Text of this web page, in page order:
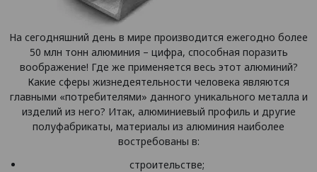
На сегодняшний день в мире производится ежегодно более
50 млн тонн алюминия – цифра, способная поразить
воображение! Где же применяется весь этот алюминий?
Какие сферы жизнедеятельности человека являются
главными «потребителями» данного уникального металла и
изделий из него? Итак, алюминиевый профиль и другие
полуфабрикаты, материалы из алюминия наиболее
востребованы в:
строительстве;